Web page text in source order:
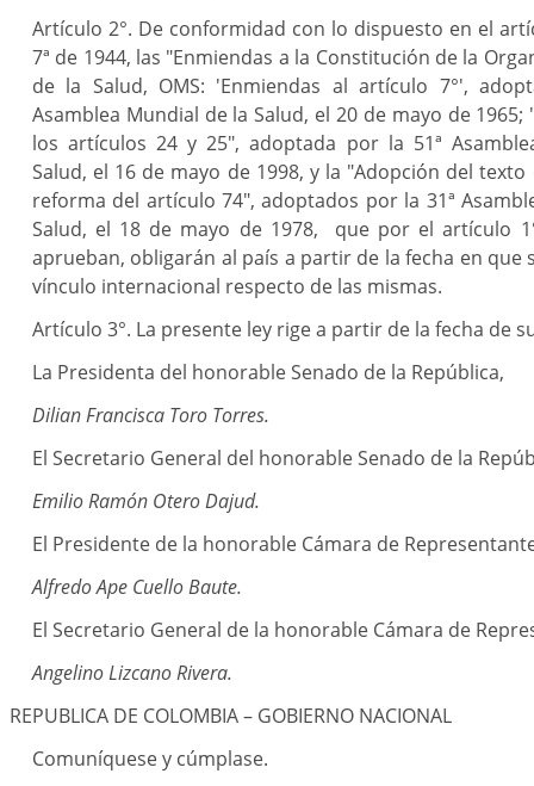
Artículo 2°. De conformidad con lo dispuesto en el
7ª de 1944, las "Enmiendas a la Constitución de la
de la Salud, OMS: 'Enmiendas al artículo 7°',
Asamblea Mundial de la Salud, el 20 de mayo de
los artículos 24 y 25", adoptada por la 51ª
Salud, el 16 de mayo de 1998, y la "Adopción del
reforma del artículo 74", adoptados por la 31ª
Salud, el 18 de mayo de 1978, que por el artículo
aprueban, obligarán al país a partir de la fecha en que
vínculo internacional respecto de las mismas.
Artículo 3°. La presente ley rige a partir de la fecha de
La Presidenta del honorable Senado de la República,
Dilian Francisca Toro Torres.
El Secretario General del honorable Senado de la
Emilio Ramón Otero Dajud.
El Presidente de la honorable Cámara de
Alfredo Ape Cuello Baute.
El Secretario General de la honorable Cámara de
Angelino Lizcano Rivera.
REPUBLICA DE COLOMBIA – GOBIERNO NACIONAL
Comuníquese y cúmplase.